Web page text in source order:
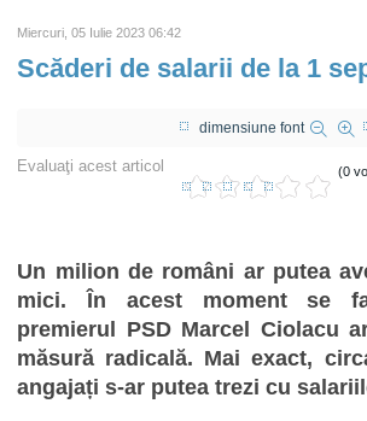
Miercuri, 05 Iulie 2023 06:42
Scăderi de salarii de la 1
dimensiune font
Evaluaţi acest articol (0
Un milion de români ar putea
mici. În acest moment se
premierul PSD Marcel Ciolacu
măsură radicală. Mai exact,
angajați s-ar putea trezi cu